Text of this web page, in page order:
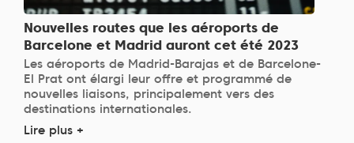
Nouvelles routes que les aéroports de
Barcelone et Madrid auront cet été 2023
Les aéroports de Madrid-Barajas et de Barcelone-
El Prat ont élargi leur offre et programmé de
nouvelles liaisons, principalement vers des
destinations internationales.
Lire plus +